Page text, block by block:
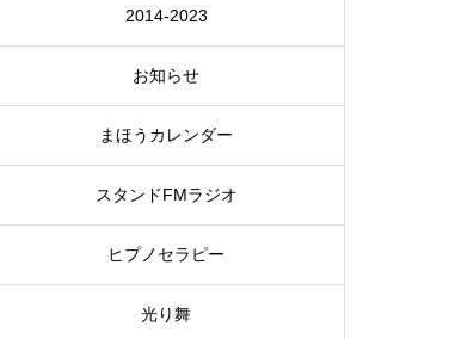
2014-2023
お知らせ
まほうカレンダー
スタンドFMラジオ
ヒプノセラピー
光り舞